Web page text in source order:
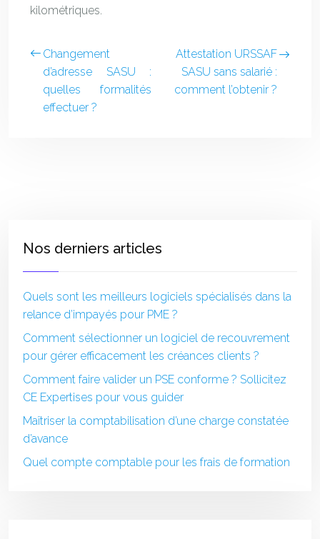
kilométriques.
Changement
d’adresse SASU :
quelles formalités
effectuer ?
Attestation URSSAF
SASU sans salarié :
comment l’obtenir ?
Nos derniers articles
Quels sont les meilleurs logiciels spécialisés dans la
relance d’impayés pour PME ?
Comment sélectionner un logiciel de recouvrement
pour gérer efficacement les créances clients ?
Comment faire valider un PSE conforme ? Sollicitez
CE Expertises pour vous guider
Maîtriser la comptabilisation d’une charge constatée
d’avance
Quel compte comptable pour les frais de formation